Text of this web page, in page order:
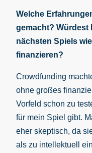
Welche
gemacht? Würdest
nächsten Spiels
finanzieren?
Crowdfunding
ohne großes
Vorfeld schon zu
für mein Spiel gibt.
eher skeptisch, da
als zu intellektuell